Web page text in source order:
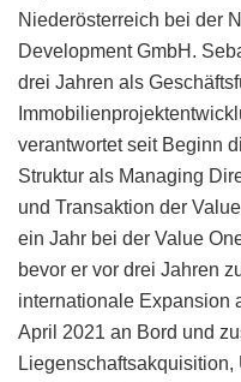
Niederösterreich bei der
Development GmbH.
drei Jahren als
verantwortet seit Beginn
Struktur als Managing
und Transaktion der
ein Jahr bei der Value
bevor er vor drei Jahren
internationale Expansion
April 2021 an Bord und